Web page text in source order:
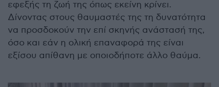
εφεξής τη ζωή της όπως εκείνη κρίνει.
Δίνοντας στους θαυμαστές της τη δυνατότητα
να προσδοκούν την επί σκηνής ανάστασή της,
όσο και εάν η ολική επαναφορά της είναι
εξίσου απίθανη με οποιοδήποτε άλλο θαύμα.